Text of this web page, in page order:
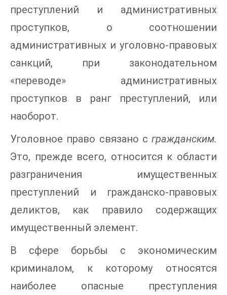
преступлений и административных
проступков, о соотношении
административных и уголовно-правовых
санкций, при законодательном
«переводе» административных
проступков в ранг преступлений, или
наоборот.
Уголовное право связано с гражданским.
Это, прежде всего, относится к области
разграничения имущественных
преступлений и гражданско-правовых
деликтов, как правило содержащих
имущественный элемент.
В сфере борьбы с экономическим
криминалом, к которому относятся
наиболее опасные преступления